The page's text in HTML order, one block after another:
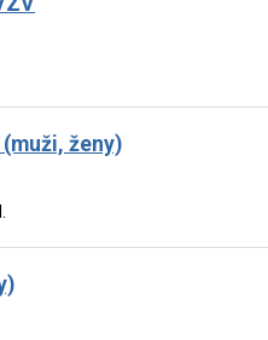
ženy)